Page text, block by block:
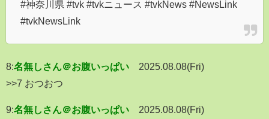
#神奈川県 #tvk #tvkニュース #tvkNews #NewsLink
#tvkNewsLink
8:名無しさん＠お腹いっぱい
2025.08.08(Fri)
>>7 おつおつ
9:名無しさん＠お腹いっぱい 2025.08.08(Fri)